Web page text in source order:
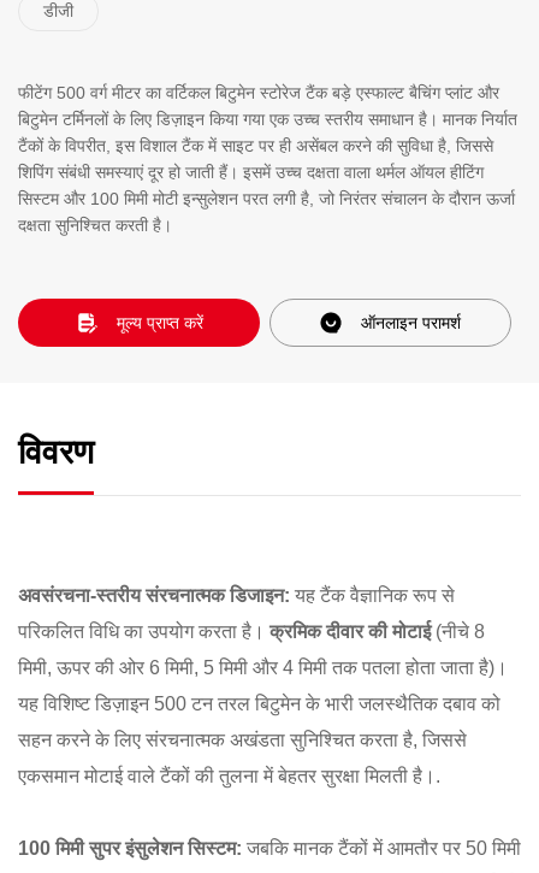
डीजी
फीटेंग 500 वर्ग मीटर का वर्टिकल बिटुमेन स्टोरेज टैंक बड़े एस्फाल्ट बैचिंग प्लांट और
बिटुमेन टर्मिनलों के लिए डिज़ाइन किया गया एक उच्च स्तरीय समाधान है। मानक निर्यात
टैंकों के विपरीत, इस विशाल टैंक में साइट पर ही असेंबल करने की सुविधा है, जिससे
शिपिंग संबंधी समस्याएं दूर हो जाती हैं। इसमें उच्च दक्षता वाला थर्मल ऑयल हीटिंग
सिस्टम और 100 मिमी मोटी इन्सुलेशन परत लगी है, जो निरंतर संचालन के दौरान ऊर्जा
दक्षता सुनिश्चित करती है।
मूल्य प्राप्त करें ऑनलाइन परामर्श
विवरण
अवसंरचना-स्तरीय संरचनात्मक डिजाइन: यह टैंक वैज्ञानिक रूप से
परिकलित विधि का उपयोग करता है।क्रमिक दीवार की मोटाई(नीचे 8
मिमी, ऊपर की ओर 6 मिमी, 5 मिमी और 4 मिमी तक पतला होता जाता है)।
यह विशिष्ट डिज़ाइन 500 टन तरल बिटुमेन के भारी जलस्थैतिक दबाव को
सहन करने के लिए संरचनात्मक अखंडता सुनिश्चित करता है, जिससे
एकसमान मोटाई वाले टैंकों की तुलना में बेहतर सुरक्षा मिलती है। .
100 मिमी सुपर इंसुलेशन सिस्टम: जबकि मानक टैंकों में आमतौर पर 50 मिमी